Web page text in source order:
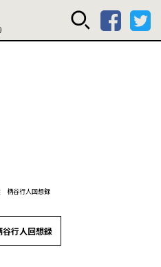
じんぶん堂
柄谷行人回想録
行人回想録